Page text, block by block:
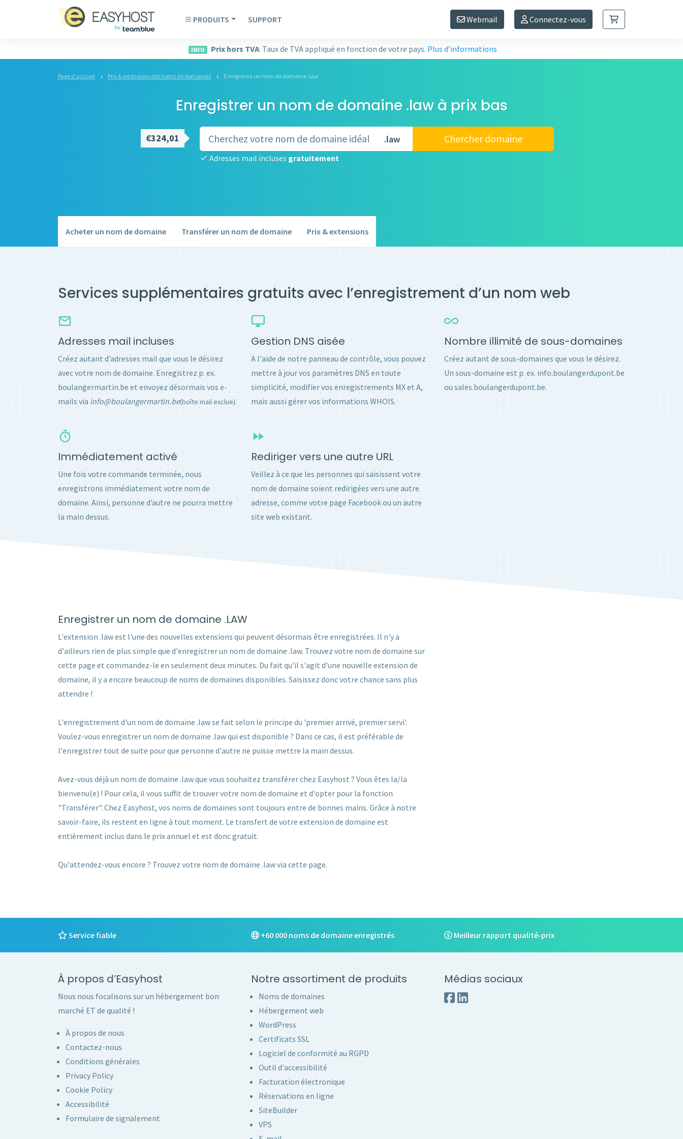
PRODUITS SUPPORT Webmail Connectez-vous
INFO Prix hors TVA: Taux de TVA appliqué en fonction de votre pays. Plus d’informations
Page d’accueil Prix & extensions des noms de domaines Enregistrez un nom de domaine .law
Enregistrer un nom de domaine .law à prix bas
€324,01 .law
Adresses mail incluses gratuitement
Chercher domaine
Acheter un nom de domaine Transférer un nom de domaine Prix & extensions
Services supplémentaires gratuits avec l’enregistrement d’un nom web
Adresses mail incluses
Créez autant d’adresses mail que vous le désirez
avec votre nom de domaine. Enregistrez p. ex.
boulangermartin.be et envoyez désormais vos e-
mails via info@boulangermartin.be(boîte mail exclue).
Gestion DNS aisée
A l'aide de notre panneau de contrôle, vous pouvez
mettre à jour vos paramètres DNS en toute
simplicité, modifier vos enregistrements MX et A,
mais aussi gérer vos informations WHOIS.
Nombre illimité de sous-domaines
Créez autant de sous-domaines que vous le désirez.
Un sous-domaine est p. ex. info.boulangerdupont.be
ou sales.boulangerdupont.be.
Immédiatement activé
Une fois votre commande terminée, nous
enregistrons immédiatement votre nom de
domaine. Ainsi, personne d’autre ne pourra mettre
la main dessus.
Rediriger vers une autre URL
Veillez à ce que les personnes qui saisissent votre
nom de domaine soient redirigées vers une autre
adresse, comme votre page Facebook ou un autre
site web existant.
Enregistrer un nom de domaine .LAW
L'extension .law est l'une des nouvelles extensions qui peuvent désormais être enregistrées. Il n'y a
d'ailleurs rien de plus simple que d'enregistrer un nom de domaine .law. Trouvez votre nom de domaine sur
cette page et commandez-le en seulement deux minutes. Du fait qu'il s'agit d'une nouvelle extension de
domaine, il y a encore beaucoup de noms de domaines disponibles. Saisissez donc votre chance sans plus
attendre !
L'enregistrement d'un nom de domaine .law se fait selon le principe du 'premier arrivé, premier servi'.
Voulez-vous enregistrer un nom de domaine .law qui est disponible ? Dans ce cas, il est préférable de
l'enregistrer tout de suite pour que personne d'autre ne puisse mettre la main dessus.
Avez-vous déjà un nom de domaine .law que vous souhaitez transférer chez Easyhost ? Vous êtes la/la
bienvenu(e) ! Pour cela, il vous suffit de trouver votre nom de domaine et d'opter pour la fonction
"Transférer". Chez Easyhost, vos noms de domaines sont toujours entre de bonnes mains. Grâce à notre
savoir-faire, ils restent en ligne à tout moment. Le transfert de votre extension de domaine est
entièrement inclus dans le prix annuel et est donc gratuit.
Qu'attendez-vous encore ? Trouvez votre nom de domaine .law via cette page.
Service fiable +60 000 noms de domaine enregistrés Meilleur rapport qualité-prix
À propos d’Easyhost
Nous nous focalisons sur un hébergement bon
marché ET de qualité !
À propos de nous
Contactez-nous
Conditions générales
Privacy Policy
Cookie Policy
Accessibilité
Formulaire de signalement
Notre assortiment de produits
Noms de domaines
Hébergement web
WordPress
Certificats SSL
Logiciel de conformité au RGPD
Outil d'accessibilité
Facturation électronique
Réservations en ligne
SiteBuilder
VPS
Médias sociaux